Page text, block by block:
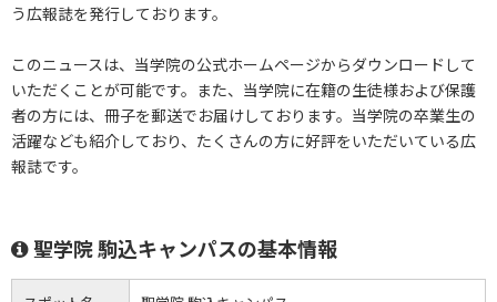
う広報誌を発行しております。
このニュースは、当学院の公式ホームページからダウンロードして
いただくことが可能です。また、当学院に在籍の生徒様および保護
者の方には、冊子を郵送でお届けしております。当学院の卒業生の
活躍なども紹介しており、たくさんの方に好評をいただいている広
報誌です。
聖学院 駒込キャンパスの基本情報